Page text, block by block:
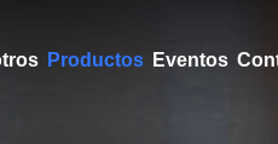
Productos Eventos